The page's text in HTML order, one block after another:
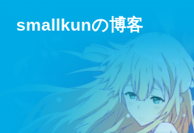
smallkunの博客